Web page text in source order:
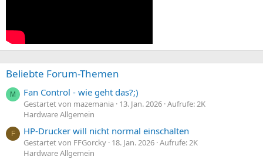
Beliebte Forum-Themen
M Fan Control - wie geht das?;)
Gestartet von mazemania 13. Jan. 2026 Aufrufe: 2K
Hardware Allgemein
F HP-Drucker will nicht normal einschalten
Gestartet von FFGorcky 18. Jan. 2026 Aufrufe: 2K
Hardware Allgemein